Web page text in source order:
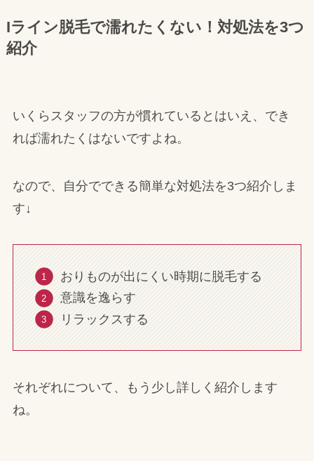
Iライン脱毛で濡れたくない！対処法を3つ
紹介
いくらスタッフの方が慣れているとはいえ、でき
れば濡れたくはないですよね。
なので、自分でできる簡単な対処法を3つ紹介しま
す↓
おりものが出にくい時期に脱毛する
意識を逸らす
リラックスする
それぞれについて、もう少し詳しく紹介します
ね。